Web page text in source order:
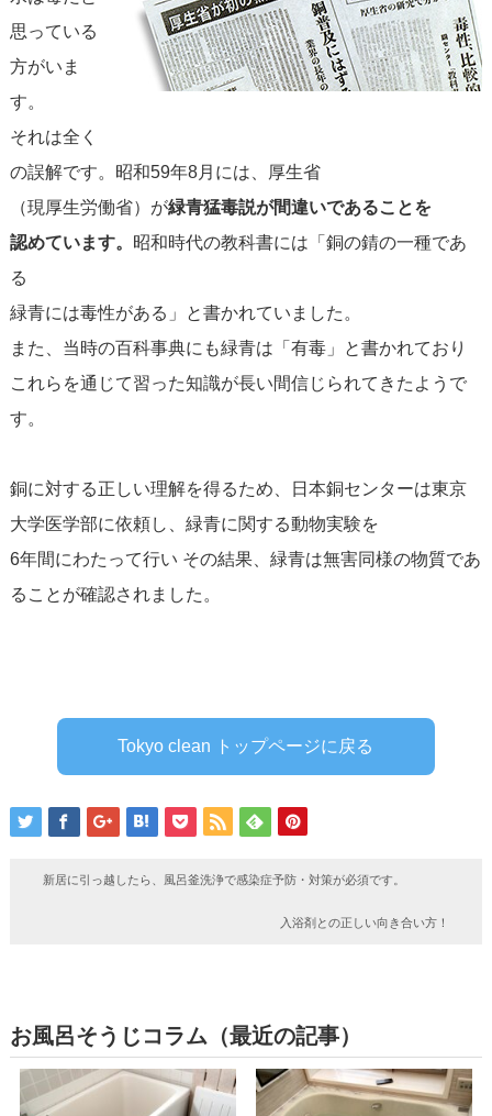
思っている
方がいま
す。
それは全く
の誤解です。昭和59年8月には、厚生省
（現厚生労働省）が緑青猛毒説が間違いであることを
認めています。 昭和時代の教科書には「銅の錆の一種であ
る
緑青には毒性がある」と書かれていました。
また、当時の百科事典にも緑青は「有毒」と書かれており
これらを通じて習った知識が長い間信じられてきたようで
す。
銅に対する正しい理解を得るため、日本銅センターは東京
大学医学部に依頼し、緑青に関する動物実験を
6年間にわたって行い その結果、緑青は無害同様の物質であ
ることが確認されました。
Tokyo clean トップページに戻る
新居に引っ越したら、風呂釜洗浄で感染症予防・対策が必須です。
入浴剤との正しい向き合い方！
お風呂そうじコラム（最近の記事）